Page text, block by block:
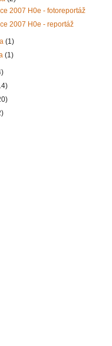
2007 H0e - fotoreportáž
2007 H0e - reportáž
(1)
(1)